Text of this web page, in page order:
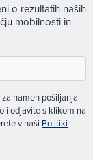
o rezultatih naših
mobilnosti in
namen pošiljanja
odjavite s klikom na
v naši Politiki